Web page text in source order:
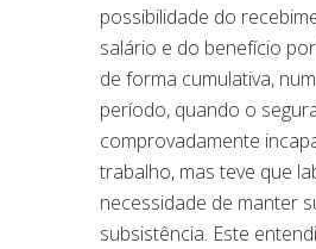
possibilidade do
salário e do benefício
de forma cumulativa,
período, quando o
comprovadamente
trabalho, mas teve que
necessidade de manter
subsistência. Este